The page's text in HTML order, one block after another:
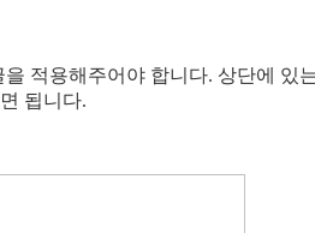
적용해주어야 합니다. 상단에 있
됩니다.